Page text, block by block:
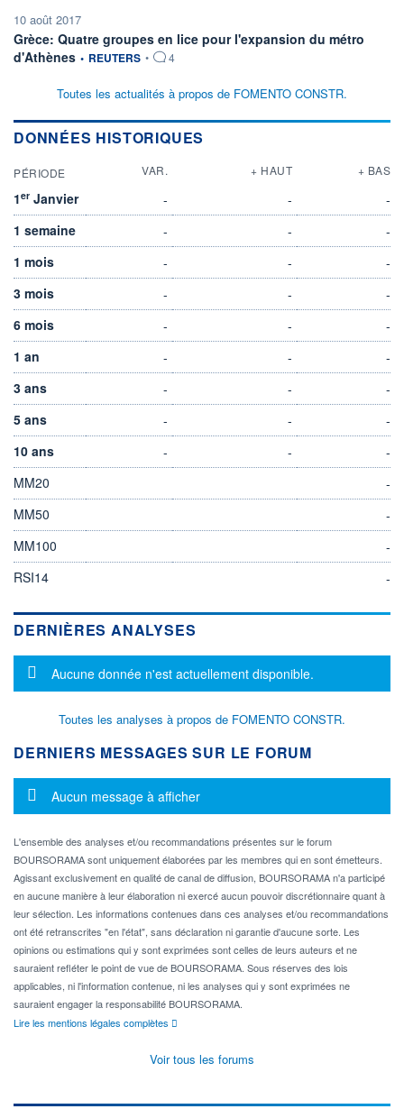
10 août 2017
Grèce: Quatre groupes en lice pour l'expansion du métro
d'Athènes information fournie par
• REUTERS • 4
Toutes les actualités à propos de FOMENTO CONSTR.
DONNÉES HISTORIQUES
PÉRIODE VAR. + HAUT + BAS
1er Janvier - -
-
1 semaine
- -
-
1 mois
- -
-
3 mois
- -
-
6 mois
- -
-
1 an
- -
-
3 ans
- -
-
5 ans
- -
-
10 ans
- -
-
MM20
-
MM50
-
MM100
-
RSI14
-
DERNIÈRES ANALYSES
Message d'information
Aucune donnée n'est actuellement disponible.
Toutes les analyses à propos de FOMENTO CONSTR.
DERNIERS MESSAGES SUR LE FORUM
Message d'information
Aucun message à afficher
L'ensemble des analyses et/ou recommandations présentes sur le forum
BOURSORAMA sont uniquement élaborées par les membres qui en sont émetteurs.
Agissant exclusivement en qualité de canal de diffusion, BOURSORAMA n'a participé
en aucune manière à leur élaboration ni exercé aucun pouvoir discrétionnaire quant à
leur sélection. Les informations contenues dans ces analyses et/ou recommandations
ont été retranscrites "en l'état", sans déclaration ni garantie d'aucune sorte. Les
opinions ou estimations qui y sont exprimées sont celles de leurs auteurs et ne
sauraient refléter le point de vue de BOURSORAMA. Sous réserves des lois
applicables, ni l'information contenue, ni les analyses qui y sont exprimées ne
sauraient engager la responsabilité BOURSORAMA.
Lire les mentions légales complètes
Voir tous les forums